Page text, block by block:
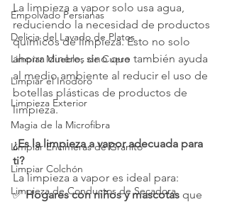
Empolvado Persianas
Delicia del Lavado de Platos
Limpiar Muebles de Cuero
Limpiar el Inodoro
Limpieza Exterior
Magia de la Microfibra
Limpiar Encimeras de Granito
Limpiar Colchón
Limpieza de Conductos de Secadora
La limpieza a vapor solo usa agua,
reduciendo la necesidad de productos
químicos de limpieza. Esto no solo
ahorra dinero, sino que también ayuda
al medio ambiente al reducir el uso de
botellas plásticas de productos de
limpieza.
¿Es la limpieza a vapor adecuada para
ti?
La limpieza a vapor es ideal para:
✅ Hogares con niños y mascotas que